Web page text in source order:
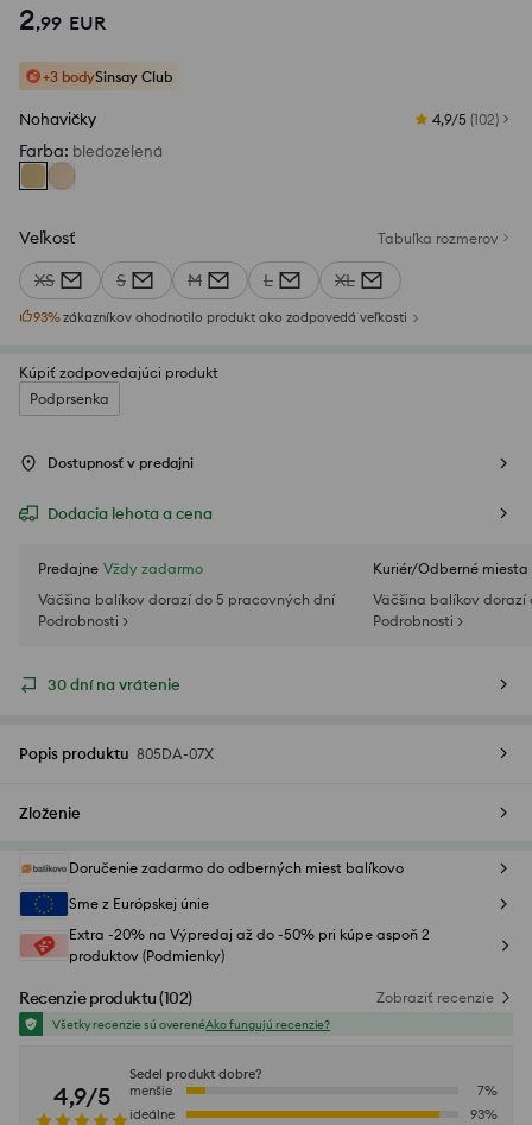
2,99 EUR
+3 bodySinsay Club
Nohavičky 4,9/5 (102)
Farba: bledozelená
Veľkosť Tabuľka rozmerov
XS S M L XL
93%zákazníkov ohodnotilo produkt ako zodpovedá veľkosti
Kúpiť zodpovedajúci produkt
Podprsenka
Dostupnosť v predajni
Dodacia lehota a cena
Predajne Vždy zadarmo
Väčšina balíkov dorazí do 5 pracovných dní
Podrobnosti >
Kuriér/Odberné miesta
Väčšina balíkov
Podrobnosti >
30 dní na vrátenie
Popis produktu 805DA-07X
Zloženie
Doručenie zadarmo do odberných miest balíkovo
Sme z Európskej únie
Extra -20% na Výpredaj až do -50% pri kúpe aspoň 2
produktov (Podmienky)
Recenzie produktu(102) Zobraziť recenzie
Všetky recenzie sú overenéAko fungujú recenzie?
4,9/5
Sedel produkt dobre?
menšie
7%
ideálne
93%